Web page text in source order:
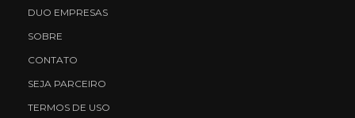
DUO EMPRESAS
SOBRE
CONTATO
SEJA PARCEIRO
TERMOS DE USO